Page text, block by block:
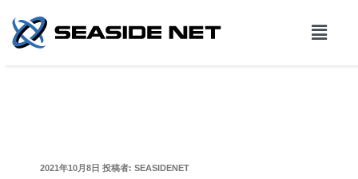
2021年10月8日 投稿者: SEASIDENET